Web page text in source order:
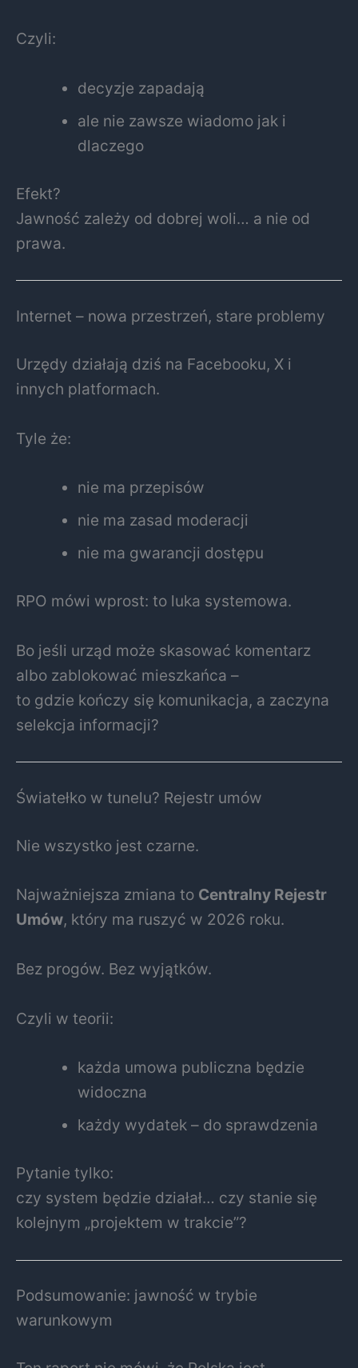
Czyli:
decyzje zapadają
ale nie zawsze wiadomo jak i
dlaczego
Efekt?
Jawność zależy od dobrej woli… a nie od
prawa.
Internet – nowa przestrzeń, stare problemy
Urzędy działają dziś na Facebooku, X i
innych platformach.
Tyle że:
nie ma przepisów
nie ma zasad moderacji
nie ma gwarancji dostępu
RPO mówi wprost: to luka systemowa.
Bo jeśli urząd może skasować komentarz
albo zablokować mieszkańca –
to gdzie kończy się komunikacja, a zaczyna
selekcja informacji?
Światełko w tunelu? Rejestr umów
Nie wszystko jest czarne.
Najważniejsza zmiana to Centralny Rejestr
Umów, który ma ruszyć w 2026 roku.
Bez progów. Bez wyjątków.
Czyli w teorii:
każda umowa publiczna będzie
widoczna
każdy wydatek – do sprawdzenia
Pytanie tylko:
czy system będzie działał… czy stanie się
kolejnym „projektem w trakcie”?
Podsumowanie: jawność w trybie
warunkowym